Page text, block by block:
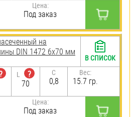
Цена:
Под заказ
на
DIN 1472 6х70 мм
L
?
70
C
0,8
Вес:
15.7 гр.
Цена:
Под заказ
В СПИСОК